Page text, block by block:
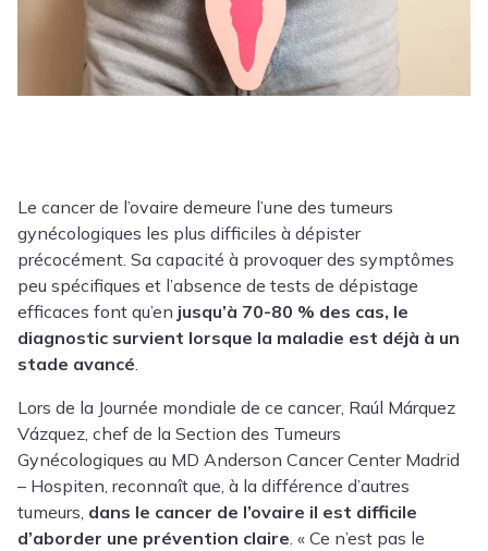
Le cancer de l’ovaire demeure l’une des tumeurs
gynécologiques les plus difficiles à dépister
précocément. Sa capacité à provoquer des symptômes
peu spécifiques et l’absence de tests de dépistage
efficaces font qu’en jusqu’à 70-80 % des cas, le
diagnostic survient lorsque la maladie est déjà à un
stade avancé
Lors de la Journée mondiale de ce cancer, Raúl Márquez
Vázquez , chef de la Section des Tumeurs
Gynécologiques au MD Anderson Cancer Center Madrid
– Hospiten, reconnaît que, à la différence d’autres
tumeurs, dans le cancer de l’ovaire il est difficile
d’aborder une prévention claire . « Ce n’est pas le